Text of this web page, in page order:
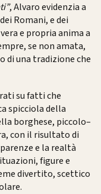
, Alvaro evidenzia a
Romani, e dei
e propria anima a
se non amata,
di una tradizione che
su fatti che
spicciola della
borghese, piccolo–
con il risultato di
e la realtà
figure e
divertito, scettico